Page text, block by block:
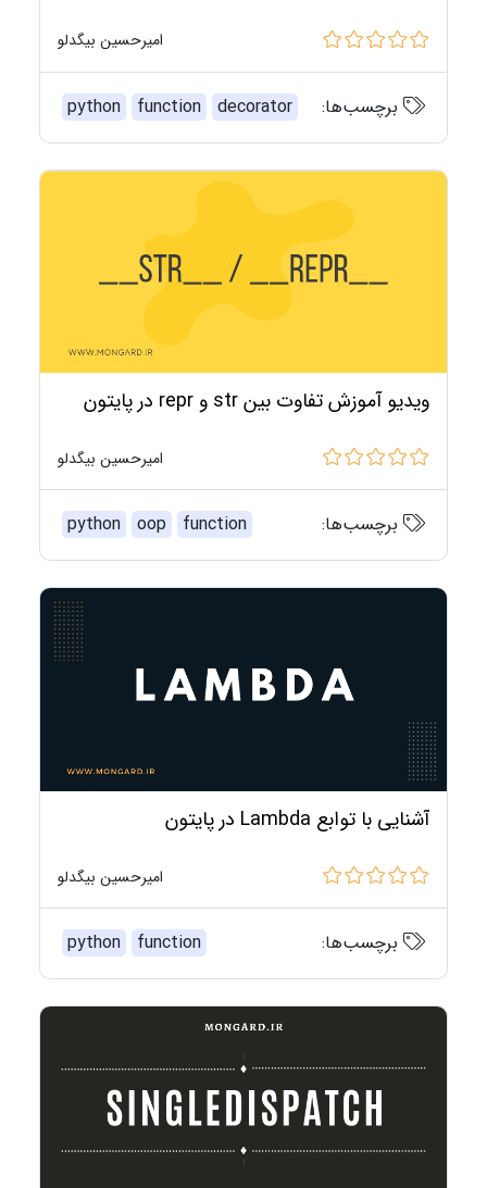
امیرحسین بیگدلو
برچسب‌ها: python function decorator
ویدیو آموزش تفاوت بین str و repr در پایتون
امیرحسین بیگدلو
برچسب‌ها: python oop function
آشنایی با توابع Lambda در پایتون
امیرحسین بیگدلو
برچسب‌ها: python function